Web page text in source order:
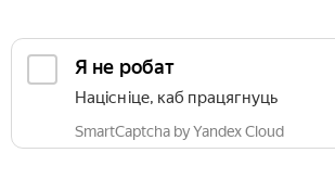
Я не робат
Націсніце, каб працягнуць
SmartCaptcha by Yandex Cloud